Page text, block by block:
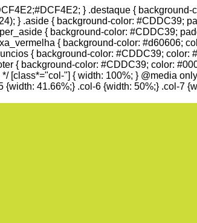
} .destaque {
} .aside { background-color: #CDDC39;
{ background-color: #CDDC39;
{ background-color: #d60606;
{ background-color: #CDDC39;
{ background-color: #CDDC39; color:
[class*="col-"] { width: 100%; } @media
{width: 41.66%;} .col-6 {width: 50%;} .col-7